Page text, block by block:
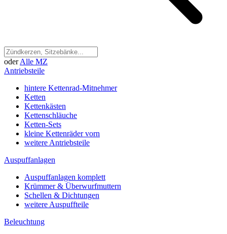
oder Alle MZ
Antriebsteile
hintere Kettenrad-Mitnehmer
Ketten
Kettenkästen
Kettenschläuche
Ketten-Sets
kleine Kettenräder vorn
weitere Antriebsteile
Auspuffanlagen
Auspuffanlagen komplett
Krümmer & Überwurfmuttern
Schellen & Dichtungen
weitere Auspuffteile
Beleuchtung